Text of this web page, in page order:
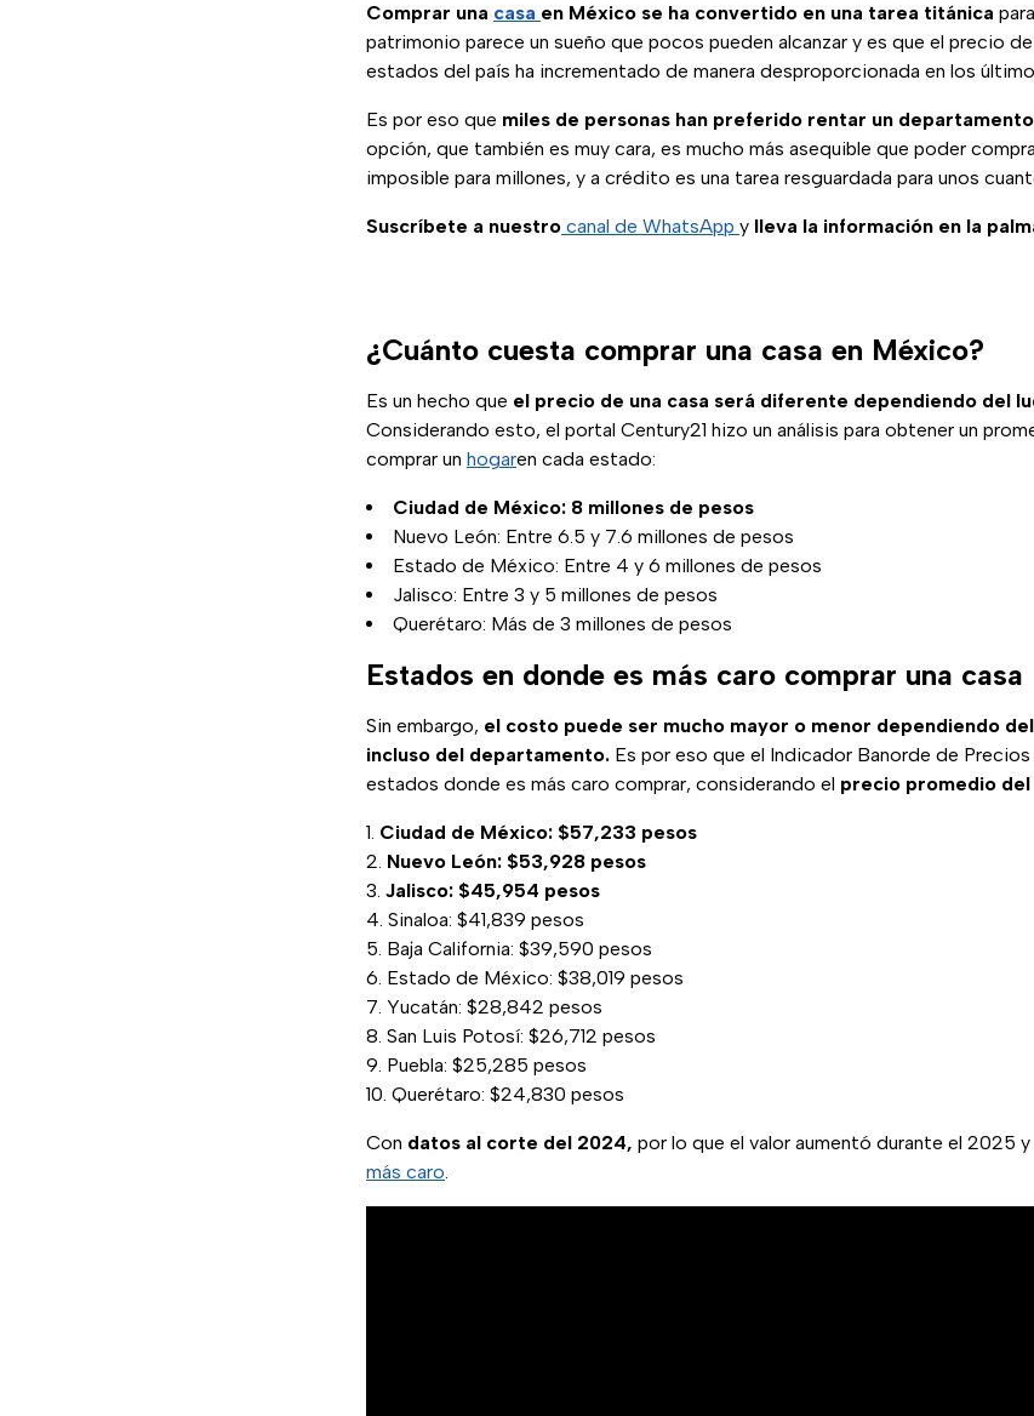
Comprar una casa en México se ha convertido en una tarea titánica
patrimonio parece un sueño que pocos pueden alcanzar y es que el precio
estados del país ha incrementado de manera desproporcionada en los
Es por eso que miles de personas han preferido rentar un departamento
opción, que también es muy cara, es mucho más asequible que poder
imposible para millones, y a crédito es una tarea resguardada para unos
Suscríbete a nuestro canal de WhatsApp y lleva la información en la
¿Cuánto cuesta comprar una casa en México?
Es un hecho que el precio de una casa será diferente dependiendo del
Considerando esto, el portal Century21 hizo un análisis para obtener un
comprar un hogaren cada estado:
Ciudad de México: 8 millones de pesos
Nuevo León: Entre 6.5 y 7.6 millones de pesos
Estado de México: Entre 4 y 6 millones de pesos
Jalisco: Entre 3 y 5 millones de pesos
Querétaro: Más de 3 millones de pesos
Estados en donde es más caro comprar una casa
Sin embargo, el costo puede ser mucho mayor o menor dependiendo
incluso del departamento. Es por eso que el Indicador Banorde de
estados donde es más caro comprar, considerando el precio promedio
Ciudad de México: $57,233 pesos
Nuevo León: $53,928 pesos
Jalisco: $45,954 pesos
Sinaloa: $41,839 pesos
Baja California: $39,590 pesos
Estado de México: $38,019 pesos
Yucatán: $28,842 pesos
San Luis Potosí: $26,712 pesos
Puebla: $25,285 pesos
Querétaro: $24,830 pesos
Con datos al corte del 2024, por lo que el valor aumentó durante el 2025
más caro.